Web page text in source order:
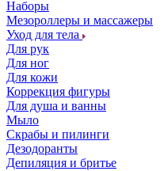
Наборы
Мезороллеры и массажеры
Уход для тела
Для рук
Для ног
Для кожи
Коррекция фигуры
Для душа и ванны
Мыло
Скрабы и пилинги
Дезодоранты
Депиляция и бритье